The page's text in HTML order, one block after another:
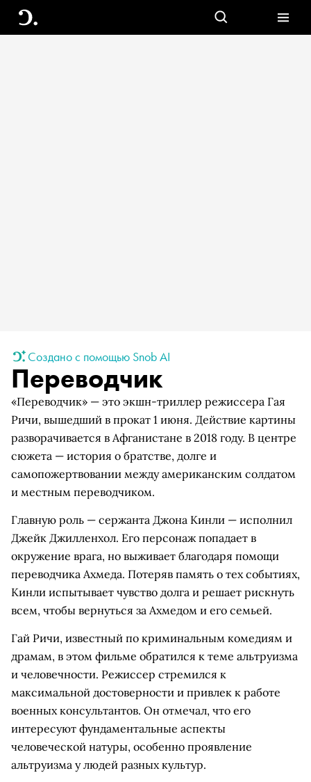
Создано с помощью Snob AI
Переводчик
«Переводчик» — это экшн-триллер режиссера Гая
Ричи, вышедший в прокат 1 июня. Действие картины
разворачивается в Афганистане в 2018 году. В центре
сюжета — история о братстве, долге и
самопожертвовании между американским солдатом
и местным переводчиком.
Главную роль — сержанта Джона Кинли — исполнил
Джейк Джилленхол. Его персонаж попадает в
окружение врага, но выживает благодаря помощи
переводчика Ахмеда. Потеряв память о тех событиях,
Кинли испытывает чувство долга и решает рискнуть
всем, чтобы вернуться за Ахмедом и его семьей.
Гай Ричи, известный по криминальным комедиям и
драмам, в этом фильме обратился к теме альтруизма
и человечности. Режиссер стремился к
максимальной достоверности и привлек к работе
военных консультантов. Он отмечал, что его
интересуют фундаментальные аспекты
человеческой натуры, особенно проявление
альтруизма у людей разных культур.